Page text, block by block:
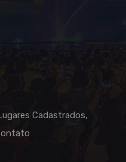
Cadastrados